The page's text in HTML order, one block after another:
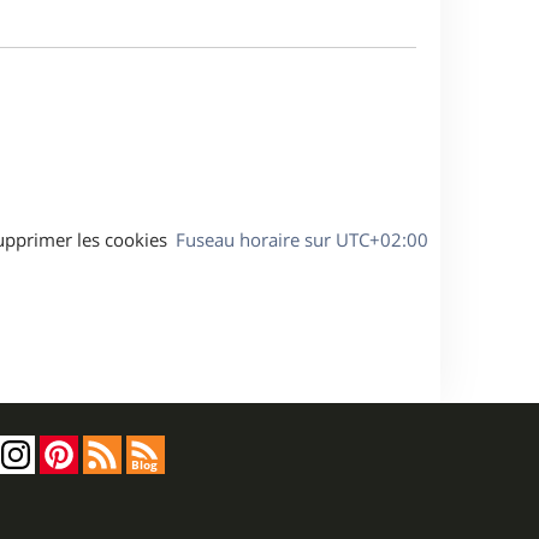
Fuseau horaire sur UTC+02:00
les cookies